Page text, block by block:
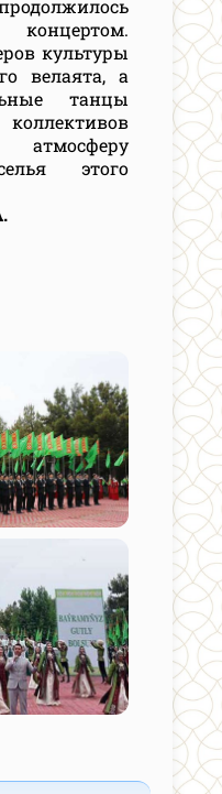
культуры
велаята, а
танцы
этого